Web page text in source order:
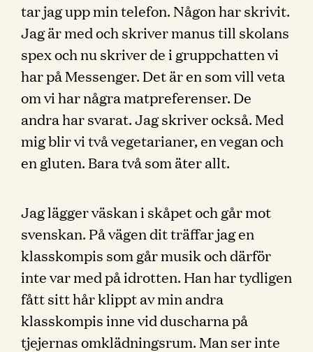
tar jag upp min telefon. Någon har skrivit.
Jag är med och skriver manus till skolans
spex och nu skriver de i gruppchatten vi
har på Messenger. Det är en som vill veta
om vi har några matpreferenser. De
andra har svarat. Jag skriver också. Med
mig blir vi två vegetarianer, en vegan och
en gluten. Bara två som äter allt.
Jag lägger väskan i skåpet och går mot
svenskan. På vägen dit träffar jag en
klasskompis som går musik och därför
inte var med på idrotten. Han har tydligen
fått sitt hår klippt av min andra
klasskompis inne vid duscharna på
tjejernas omklädningsrum. Man ser inte